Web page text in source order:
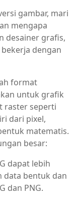
gambar, mari
mengapa
desainer grafis,
dengan
format
untuk grafik
raster seperti
dari pixel,
matematis.
besar:
dapat lebih
data bentuk dan
dan PNG.